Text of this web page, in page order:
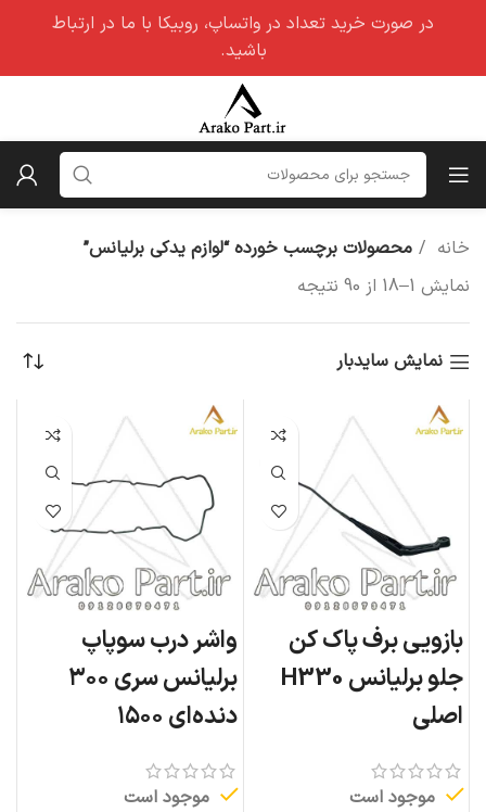
خانه
محصولات برچسب خورده “لوازم یدکی برلیانس”
نمایش 1–18 از 90 نتیجه
نمایش سایدبار
بازویی برف پاک کن
جلو برلیانس H330
اصلی
موجود است
واشر درب سوپاپ
برلیانس سری ۳۰۰
دنده‌ای ۱۵۰۰
موجود است
در صورت خرید تعداد در واتساپ، روبیکا با ما در ارتباط
باشید.